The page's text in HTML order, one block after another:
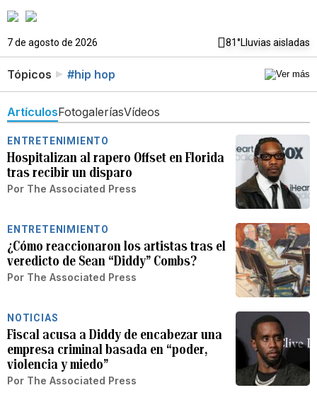
7 de agosto de 2026 81°Lluvias aisladas
Tópicos #hip hop
ArtículosFotogaleríasVídeos
ENTRETENIMIENTO
Hospitalizan al rapero Offset en Florida
tras recibir un disparo
Por The Associated Press
ENTRETENIMIENTO
¿Cómo reaccionaron los artistas tras el
veredicto de Sean “Diddy” Combs?
Por The Associated Press
NOTICIAS
Fiscal acusa a Diddy de encabezar una
empresa criminal basada en “poder,
violencia y miedo”
Por The Associated Press